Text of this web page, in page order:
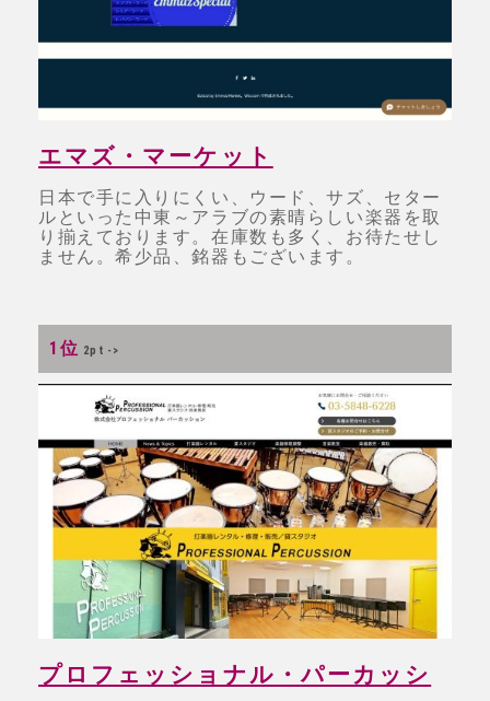
エマズ・マーケット
日本で手に入りにくい、ウード、サズ、セター
ルといった中東～アラブの素晴らしい楽器を取
り揃えております。在庫数も多く、お待たせし
ません。希少品、銘器もございます。
1位 2pt ->
プロフェッショナル・パーカッシ